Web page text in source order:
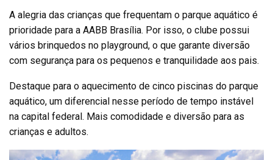
A alegria das crianças que frequentam o parque aquático é
prioridade para a AABB Brasília. Por isso, o clube possui
vários brinquedos no playground, o que garante diversão
com segurança para os pequenos e tranquilidade aos pais.
Destaque para o aquecimento de cinco piscinas do parque
aquático, um diferencial nesse período de tempo instável
na capital federal. Mais comodidade e diversão para as
crianças e adultos.